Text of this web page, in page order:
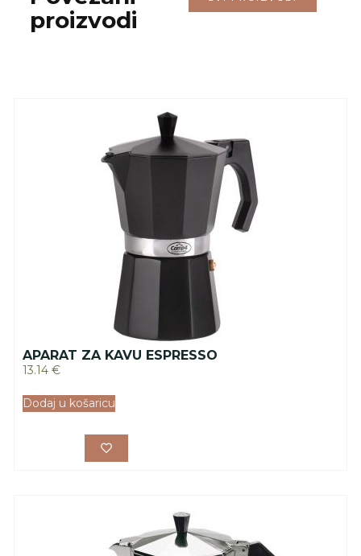
proizvodi
APARAT ZA KAVU ESPRESSO
13.14 €
Dodaj u košaricu